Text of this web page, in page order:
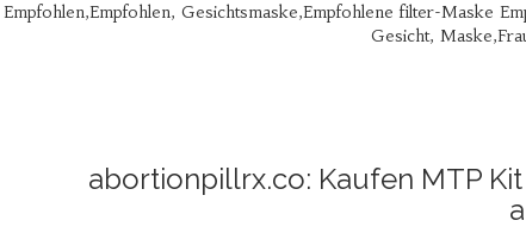
Empfohlen,Empfohlen, Gesichtsmaske,Empfohlene filter-Maske
Gesicht,
abortionpillrx.co: Kaufen MTP